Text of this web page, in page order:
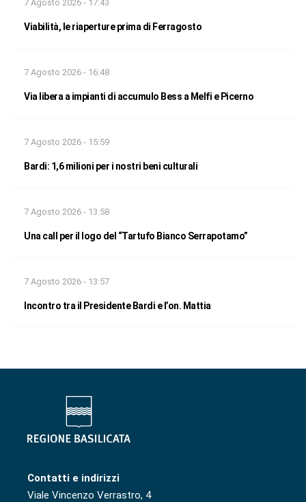
7 Agosto 2026 - 17:43
Viabilità, le riaperture prima di Ferragosto
7 Agosto 2026 - 16:48
Via libera a impianti di accumulo Bess a Melfi e Picerno
7 Agosto 2026 - 15:59
Bardi: 1,6 milioni per i nostri beni culturali
7 Agosto 2026 - 13:58
Una call per il logo del “Tartufo Bianco Serrapotamo”
7 Agosto 2026 - 13:57
Incontro tra il Presidente Bardi e l’on. Mattia
Contatti e indirizzi
Viale Vincenzo Verrastro, 4